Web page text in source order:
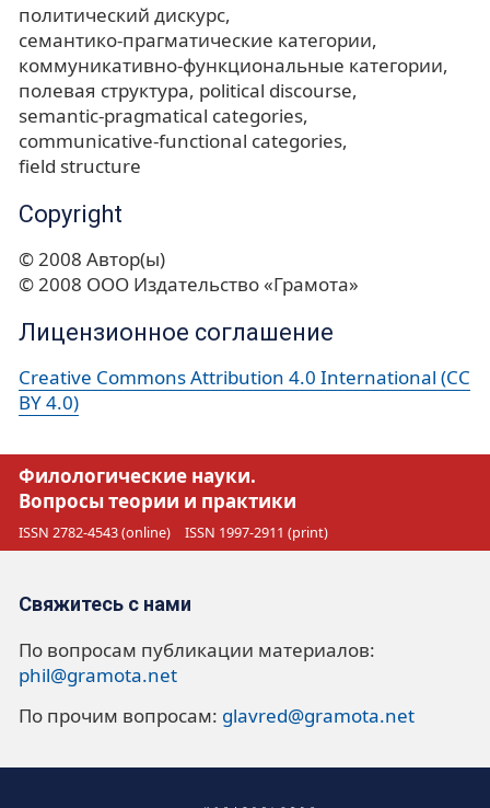
политический дискурс
семантико-прагматические категории
коммуникативно-функциональные категории
полевая структура political discourse
semantic-pragmatical categories
communicative-functional categories
field structure
Copyright
© 2008 Автор(ы)
© 2008 ООО Издательство «Грамота»
Лицензионное соглашение
Creative Commons Attribution 4.0 International (CC
BY 4.0)
Филологические науки.
Вопросы теории и практики
ISSN 2782-4543 (online) ISSN 1997-2911 (print)
Свяжитесь с нами
По вопросам публикации материалов:
phil@gramota.net
По прочим вопросам: glavred@gramota.net